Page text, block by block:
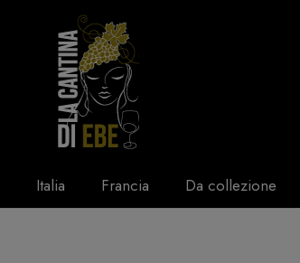
Italia Francia Da collezione